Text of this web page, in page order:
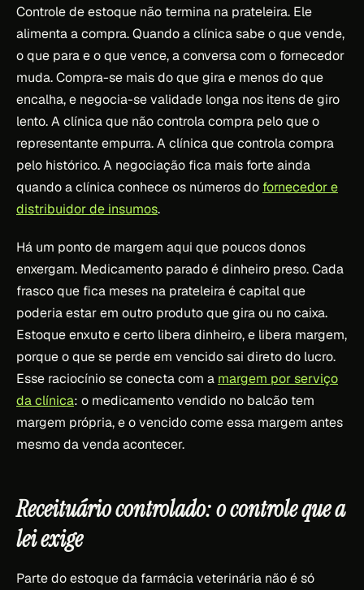
Controle de estoque não termina na prateleira. Ele
alimenta a compra. Quando a clínica sabe o que vende,
o que para e o que vence, a conversa com o fornecedor
muda. Compra-se mais do que gira e menos do que
encalha, e negocia-se validade longa nos itens de giro
lento. A clínica que não controla compra pelo que o
representante empurra. A clínica que controla compra
pelo histórico. A negociação fica mais forte ainda
quando a clínica conhece os números do fornecedor e
distribuidor de insumos.
Há um ponto de margem aqui que poucos donos
enxergam. Medicamento parado é dinheiro preso. Cada
frasco que fica meses na prateleira é capital que
poderia estar em outro produto que gira ou no caixa.
Estoque enxuto e certo libera dinheiro, e libera margem,
porque o que se perde em vencido sai direto do lucro.
Esse raciocínio se conecta com a margem por serviço
da clínica: o medicamento vendido no balcão tem
margem própria, e o vencido come essa margem antes
mesmo da venda acontecer.
Receituário controlado: o controle que a
lei exige
Parte do estoque da farmácia veterinária não é só